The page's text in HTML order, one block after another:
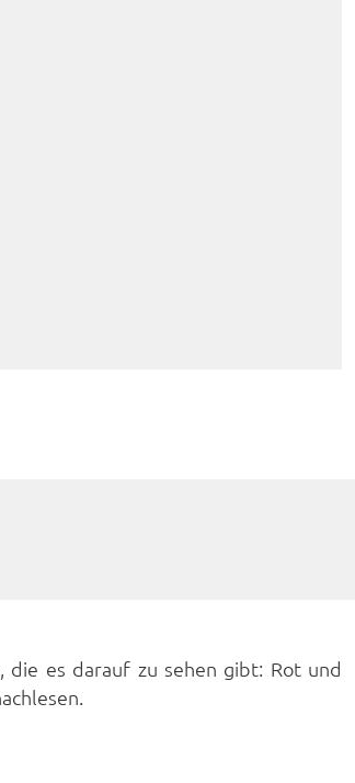
es darauf zu sehen gibt: Rot und